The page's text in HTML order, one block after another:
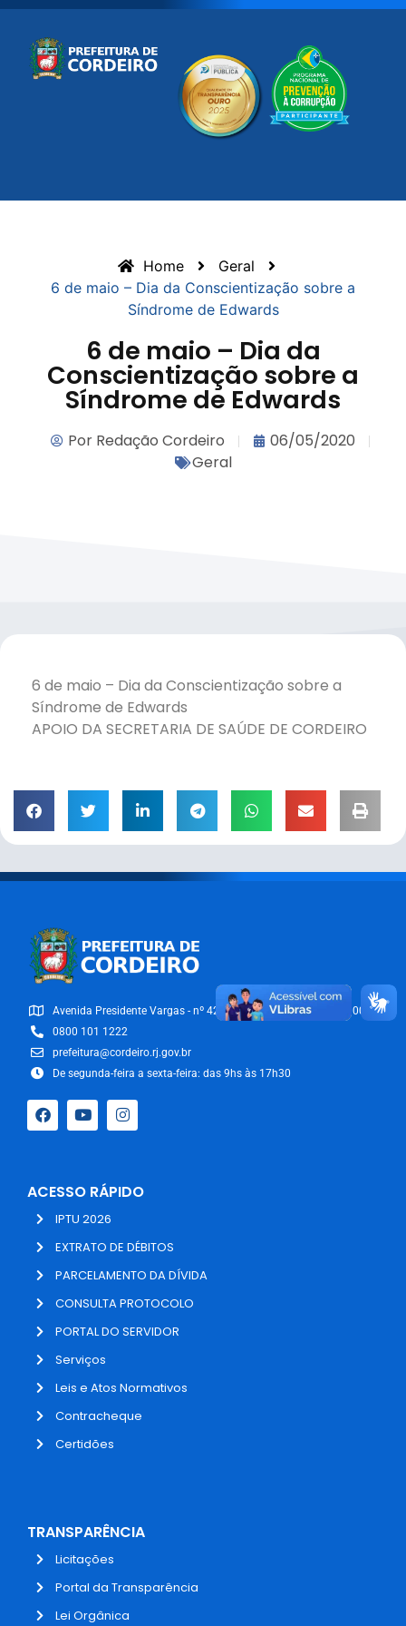
Home
Geral
6 de maio – Dia da Conscientização sobre a
Síndrome de Edwards
6 de maio – Dia da
Conscientização sobre a
Síndrome de Edwards
PorRedação Cordeiro
06/05/2020
Geral
6 de maio – Dia da Conscientização sobre a
Síndrome de Edwards
APOIO DA SECRETARIA DE SAÚDE DE CORDEIRO
Avenida Presidente Vargas - nº 42/54 - Centro - CEP: 28540-000
0800 101 1222
prefeitura@cordeiro.rj.gov.br
De segunda-feira a sexta-feira: das 9hs às 17h30
ACESSO RÁPIDO
IPTU 2026
EXTRATO DE DÉBITOS
PARCELAMENTO DA DÍVIDA
CONSULTA PROTOCOLO
PORTAL DO SERVIDOR
Serviços
Leis e Atos Normativos
Contracheque
Certidões
TRANSPARÊNCIA
Licitações
Portal da Transparência
Lei Orgânica